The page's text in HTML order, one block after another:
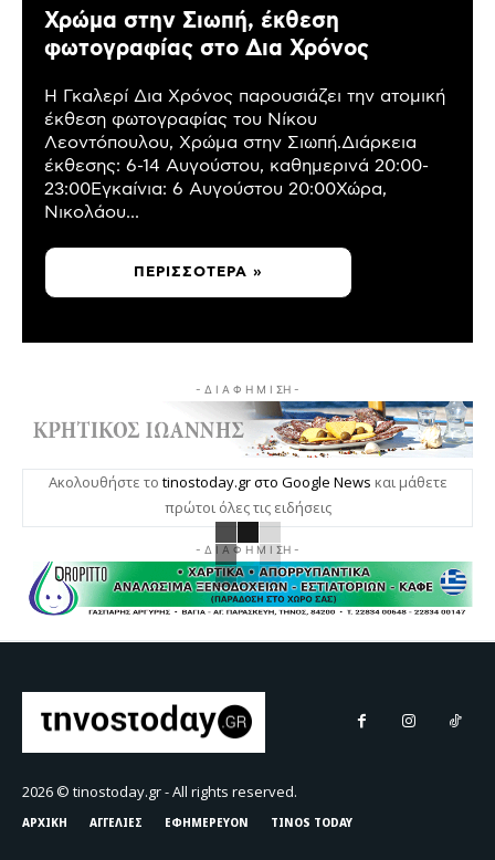
Χρώμα στην Σιωπή, έκθεση
φωτογραφίας στο Δια Χρόνος
Η Γκαλερί Δια Χρόνος παρουσιάζει την ατομική
έκθεση φωτογραφίας του Νίκου
Λεοντόπουλου, Χρώμα στην Σιωπή.Διάρκεια
έκθεσης: 6-14 Αυγούστου, καθημερινά 20:00-
23:00Εγκαίνια: 6 Αυγούστου 20:00Χώρα,
Νικολάου...
ΠΕΡΙΣΣΌΤΕΡΑ »
- Δ Ι Α Φ Η Μ Ι ΣΗ -
Ακολουθήστε το tinostoday.gr στο Google News και μάθετε
πρώτοι όλες τις ειδήσεις
- Δ Ι Α Φ Η Μ Ι ΣΗ -
2026 © tinostoday.gr - All rights reserved.
ΑΡΧΙΚΗ ΑΓΓΕΛΙΕΣ ΕΦΗΜΕΡΕΥΟΝ TINOS TODAY